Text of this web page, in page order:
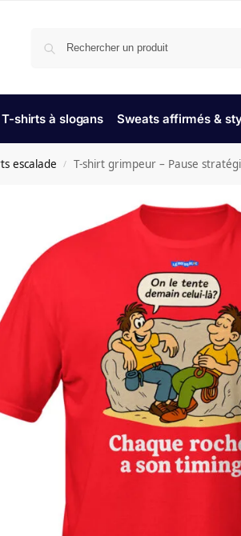
T-shirts à slogans Sweats affirmés &
escalade / T-shirt grimpeur – Pause